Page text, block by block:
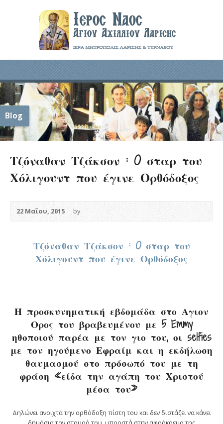
Blog
Τζόναθαν Τζάκσον : O σταρ του
Χόλιγουντ που έγινε Ορθόδοξος
22 Μαΐου, 2015 by
Τζόναθαν Τζάκσον : O σταρ του
Χόλιγουντ που έγινε Ορθόδοξος
Η προσκυνηματική εβδομάδα στο Αγιον
Ορος του βραβευμένου με 5 Emmy
ηθοποιού παρέα με τον γιο του, οι selfies
με τον ηγούμενο Εφραίμ και η εκδήλωση
θαυμασμού στο πρόσωπό του με τη
φράση «είδα την αγάπη του Χριστού
μέσα του»
Δηλώνει ανοιχτά την ορθόδοξη πίστη του και δεν διστάζει να κάνει